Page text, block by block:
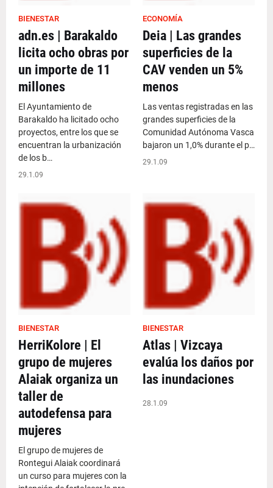
BIENESTAR
adn.es | Barakaldo
licita ocho obras por
un importe de 11
millones
El Ayuntamiento de
Barakaldo ha licitado ocho
proyectos, entre los que se
encuentran la urbanización
de los b…
29.1.09
ECONOMÍA
Deia | Las grandes
superficies de la
CAV venden un 5%
menos
Las ventas registradas en las
grandes superficies de la
Comunidad Autónoma Vasca
bajaron un 1,0% durante el p…
29.1.09
BIENESTAR
HerriKolore | El
grupo de mujeres
Alaiak organiza un
taller de
autodefensa para
mujeres
El grupo de mujeres de
Rontegui Alaiak coordinará
un curso para mujeres con la
BIENESTAR
Atlas | Vizcaya
evalúa los daños por
las inundaciones
28.1.09